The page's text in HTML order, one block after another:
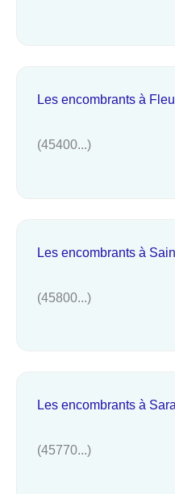
Les encombrants à
(45400...)
Les encombrants à
(45800...)
Les encombrants à
(45770...)